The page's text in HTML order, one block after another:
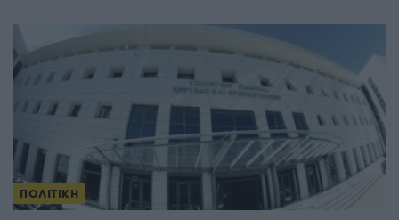
ΠΟΛΙΤΙΚΗ